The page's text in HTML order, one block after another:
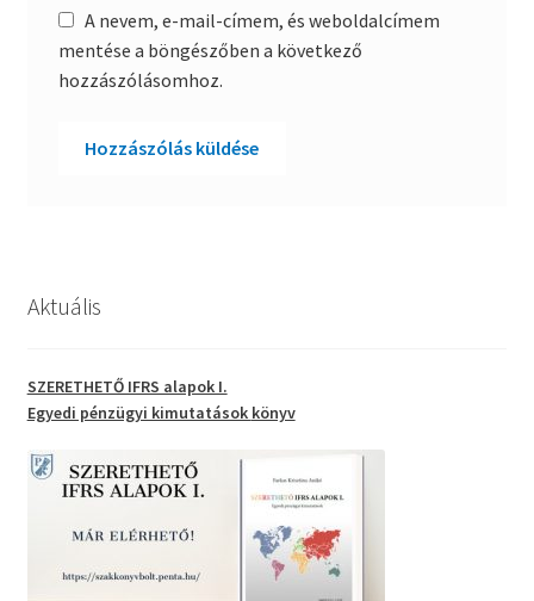
A nevem, e-mail-címem, és weboldalcímem
mentése a böngészőben a következő
hozzászólásomhoz.
Aktuális
SZERETHETŐ IFRS alapok I.
Egyedi pénzügyi kimutatások könyv